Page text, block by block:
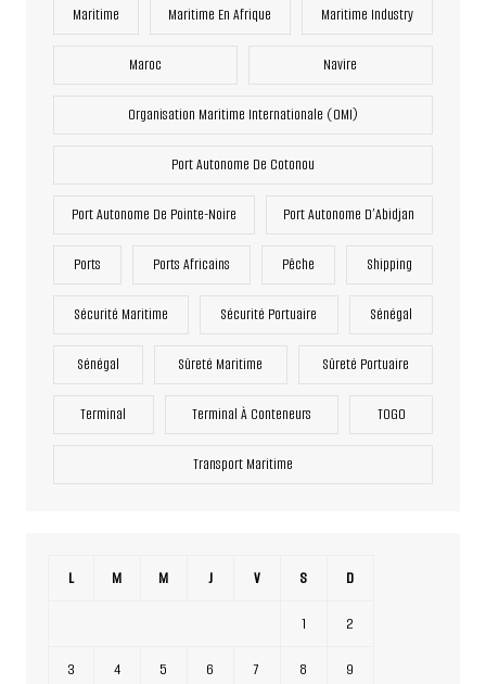
Maritime Maritime En Afrique Maritime Industry
Maroc Navire
Organisation Maritime Internationale (OMI)
Port Autonome De Cotonou
Port Autonome De Pointe-Noire Port Autonome D’Abidjan
Ports Ports Africains Pêche Shipping
Sécurité Maritime Sécurité Portuaire Sénégal
Sénégal Sûreté Maritime Sûreté Portuaire
Terminal Terminal À Conteneurs TOGO
Transport Maritime
L M M J V S D
1 2
3 4 5 6 7 8 9